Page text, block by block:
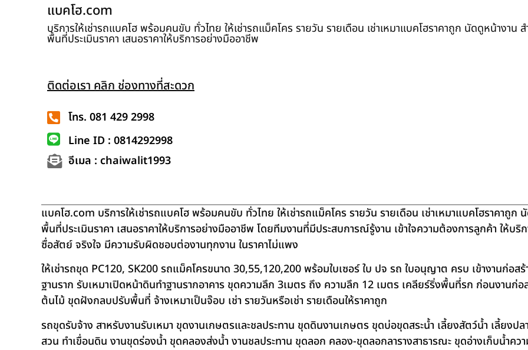
แบคโฮ.com
บริการให้เช่ารถแบคโฮ พร้อมคนขับ ทั่วไทย ให้เช่ารถแม็คโคร รายวัน รายเดือน เช่าเหมาแบคโฮราคาถูก นัดดูหน้างาน
พื้นที่ประเมินราคา เสนอราคาให้บริการอย่างมืออาชีพ
ติดต่อเรา คลิก ช่องทางที่สะดวก
โทร. 081 429 2998
Line ID : 0814292998
อีเมล : chaiwalit1993
แบคโฮ.com บริการให้เช่ารถแบคโฮ พร้อมคนขับ ทั่วไทย ให้เช่ารถแม็คโคร รายวัน รายเดือน เช่าเหมาแบคโฮราคาถูก
พื้นที่ประเมินราคา เสนอราคาให้บริการอย่างมืออาชีพ โดยทีมงานที่มีประสบการณ์รู้งาน เข้าใจความต้องการลูกค้า ให้บริ
ซื่อสัตย์ จริงใจ มีความรับผิดชอบต่องานทุกงาน ในราคาไม่แพง
ให้เช่ารถขุด PC120, SK200 รถแม็คโครขนาด 30,55,120,200 พร้อมใบเซอร์ ใบ ปจ รถ ใบอนุญาต ครบ เข้างานก่อส
ฐานราก รับเหมาเปิดหน้าดินทำฐานรากอาคาร ขุดความลึก 3เมตร ถึง ความลึก 12 เมตร เคลียร์ริ่งพื้นที่รก ก่อนงานก่อ
ต้นไม้ ขุดฝังกลบปรับพื้นที่ จ้างเหมาเป็นจ๊อบ เช่า รายวันหรือเช่า รายเดือนให้ราคาถูก
รถขุดรับจ้าง สาหรับงานรับเหมา ขุดงานเกษตรและชลประทาน ขุดดินงานเกษตร ขุดบ่อขุดสระน้ำ เลี้ยงสัตว์น้ำ เลี้ยงป
สวน ทำเขื่อนดิน งานขุดร่องน้ำ ขุดคลองส่งน้ำ งานชลประทาน ขุดลอก คลอง-ขุดลอกลารางสาธารณะ ขุดอ่างเก็บน้ำคว